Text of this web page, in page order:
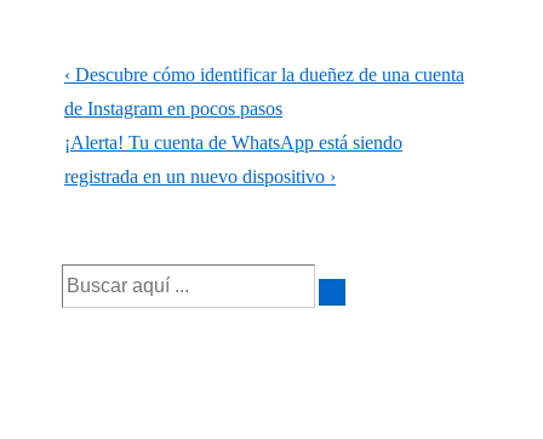
Navegación
de
entradas
La
entrada
anterior
es
‹ Descubre cómo identificar la dueñez de una cuenta
de Instagram en pocos pasos
La
entrada
¡Alerta! Tu cuenta de WhatsApp está siendo
registrada en un nuevo dispositivo ›
Buscar